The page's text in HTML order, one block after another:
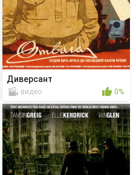
Диверсант
видео 0%